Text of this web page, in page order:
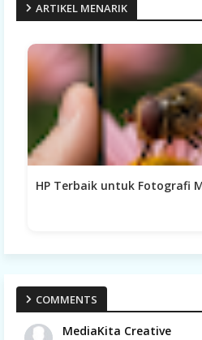
ARTIKEL MENARIK
HP Terbaik untuk Fotografi
COMMENTS
MediaKita Creative